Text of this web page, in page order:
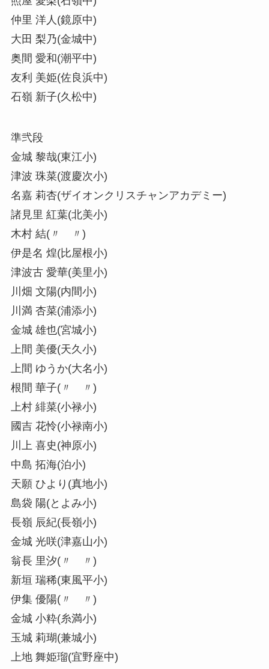
仲里 洋人(鏡原中)
大田 梨乃(金城中)
奥間 愛和(潮平中)
友利 美姫(佐良浜中)
石嶺 新子(久松中)
準弐段
金城 黎哉(東江小)
津波 珠菜(渡慶次小)
名嘉 莉杏(ザイオンクリスチャンアカデミー)
諸見里 紅葉(北美小)
木村 結(〃 〃)
伊是名 煌(比屋根小)
津波古 愛華(美里小)
川畑 文陽(内間小)
川満 杏菜(浦添小)
金城 雄也(宮城小)
上間 美優(天久小)
上間 ゆうか(大名小)
根間 華子(〃 〃)
上村 緋菜(小禄小)
國吉 花怜(小禄南小)
川上 喜史(神原小)
中島 拓海(泊小)
天願 ひより(真地小)
島袋 陽(とよみ小)
長嶺 辰紀(長嶺小)
金城 光咲(津嘉山小)
翁長 里汐(〃 〃)
新垣 瑞稀(東風平小)
伊集 優陽(〃 〃)
金城 小粋(糸満小)
玉城 莉瑚(兼城小)
上地 舞姫瑠(宜野座中)